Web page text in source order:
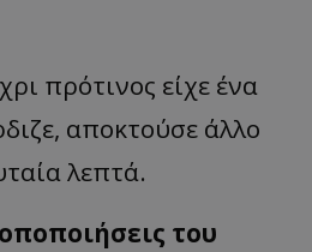
πρότινος είχε ένα
αποκτούσε άλλο
λεπτά.
του